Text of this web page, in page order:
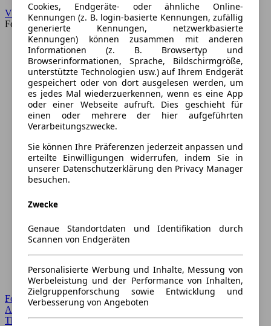
VW
Forum
Forum Startseite
Alle Auto-Foren
Themen-Forum
Cookies, Endgeräte- oder ähnliche Online-
Kennungen (z. B. login-basierte Kennungen, zufällig
generierte Kennungen, netzwerkbasierte
Kennungen) können zusammen mit anderen
Informationen (z. B. Browsertyp und
Browserinformationen, Sprache, Bildschirmgröße,
unterstützte Technologien usw.) auf Ihrem Endgerät
gespeichert oder von dort ausgelesen werden, um
es jedes Mal wiederzuerkennen, wenn es eine App
oder einer Webseite aufruft. Dies geschieht für
einen oder mehrere der hier aufgeführten
Verarbeitungszwecke.
Sie können Ihre Präferenzen jederzeit anpassen und
erteilte Einwilligungen widerrufen, indem Sie in
unserer Datenschutzerklärung den Privacy Manager
besuchen.
Zwecke
Genaue Standortdaten und Identifikation durch
Scannen von Endgeräten
Personalisierte Werbung und Inhalte, Messung von
Werbeleistung und der Performance von Inhalten,
Zielgruppenforschung sowie Entwicklung und
Verbesserung von Angeboten